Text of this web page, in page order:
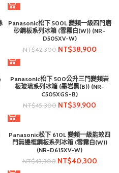
Panasonic松下 500L 變頻一級四門磨
砂鋼板系列冰箱 (雪霧白(W)) (NR-
D505XV-W)
NT$42,300 NT$38,900
Panasonic松下 500公升三門變頻岩
板玻璃系列冰箱 (墨岩黑(B)) (NR-
C505XGS-B)
NT$45,300 NT$39,900
Panasonic松下 610L 變頻一級能效四
門無邊框鋼板系列冰箱 (雪霧白(W))
(NR-D615XV-W)
NT$43,300 NT$40,300